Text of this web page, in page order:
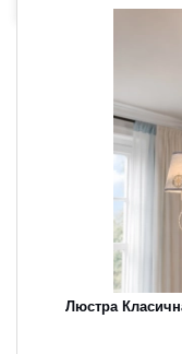
Люстра